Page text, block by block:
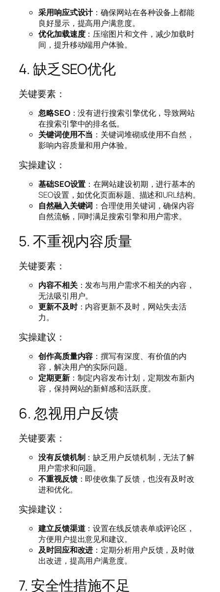
采用响应式设计：确保网站在各种设备上都能
良好显示，提高用户满意度。
优化加载速度：压缩图片和文件，减少加载时
间，提升移动端用户体验。
4. 缺乏SEO优化
关键要素：
忽略SEO：没有进行搜索引擎优化，导致网站
在搜索引擎中的排名低。
关键词使用不当 ：关键词堆砌或使用不自然，
影响内容质量和用户体验。
实操建议：
基础SEO设置 ：在网站建设初期，进行基本的
SEO设置，如优化页面标题、描述和URL结构。
自然融入关键词 ：合理使用关键词，确保内容
自然流畅，同时满足搜索引擎和用户需求。
5. 不重视内容质量
关键要素：
内容不相关：发布与用户需求不相关的内容，
无法吸引用户。
更新不及时：内容更新不及时，网站失去活
力。
实操建议：
创作高质量内容 ：撰写有深度、有价值的内
容，解决用户的实际问题。
定期更新：制定内容发布计划，定期发布新内
容，保持网站的新鲜感和活跃度。
6. 忽视用户反馈
关键要素：
没有反馈机制：缺乏用户反馈机制，无法了解
用户需求和问题。
不重视反馈：即使收集了反馈，也没有及时改
进和优化。
实操建议：
建立反馈渠道：设置在线反馈表单或评论区，
方便用户提出意见和建议。
及时回应和改进 ：定期分析用户反馈，及时做
出改进，提高用户满意度。
7. 安全性措施不足